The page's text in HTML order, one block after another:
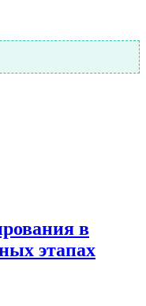
в
этапах